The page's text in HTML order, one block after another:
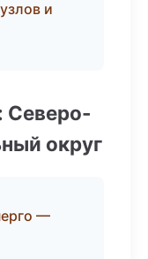
и
Северо-
округ
—